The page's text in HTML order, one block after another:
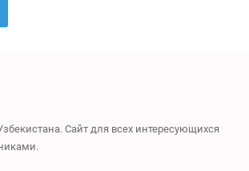
Сайт для всех интересующихся